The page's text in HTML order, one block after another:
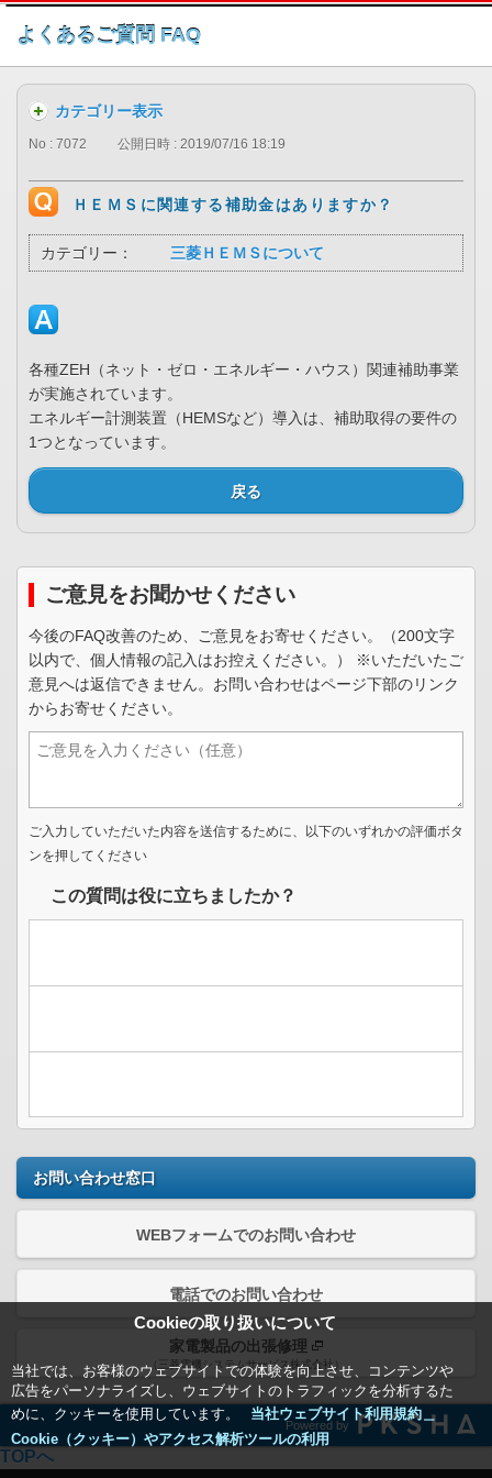
このページの本文へ
よくあるご質問 FAQ
Cookieの取り扱いについて
当社では、お客様のウェブサイトでの体験を向上させ、コンテンツや
広告をパーソナライズし、ウェブサイトのトラフィックを分析するた
めに、クッキーを使用しています。
当社ウェブサイト利用規約＿
Cookie（クッキー）やアクセス解析ツールの利用
カテゴリー表示
No : 7072 公開日時 : 2019/07/16 18:19
ＨＥＭＳに関連する補助金はありますか？
カテゴリー： 三菱ＨＥＭＳについて
各種ZEH（ネット・ゼロ・エネルギー・ハウス）関連補助事業
が実施されています。
エネルギー計測装置（HEMSなど）導入は、補助取得の要件の
1つとなっています。
戻る
ご意見をお聞かせください
今後のFAQ改善のため、ご意見をお寄せください。（200文字
以内で、個人情報の記入はお控えください。） ※いただいたご
意見へは返信できません。お問い合わせはページ下部のリンク
からお寄せください。
ご入力していただいた内容を送信するために、以下のいずれかの評価ボタ
ンを押してください
この質問は役に立ちましたか？
お問い合わせ窓口
WEBフォームでのお問い合わせ
電話でのお問い合わせ
家電製品の出張修理
（三菱電機システムサービス株式会社）
Powered by
TOPへ